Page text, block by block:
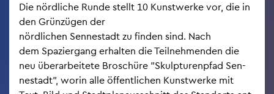
Die nörd­li­che Runde stellt 10 Kunst­wer­ke vor, die in
den Grün­zü­gen der
nörd­li­chen Sen­ne­stadt zu fin­den sind. Nach
dem Spa­zier­gang er­hal­ten die Teil­neh­men­den die
neu über­ar­bei­te­te Bro­schü­re "Skulp­tu­ren­pfad Sen­
ne­stadt", worin alle öf­fent­li­chen Kunst­wer­ke mit